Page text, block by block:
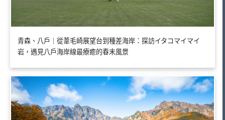
青森、八戶｜從葦毛崎展望台到種差海岸：探訪イタコマイマイ
岩，遇見八戶海岸線最療癒的春末風景